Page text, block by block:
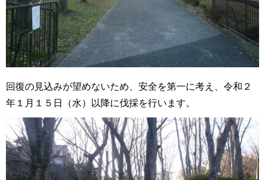
回復の見込みが望めないため、安全を第一に考え、令和２
年１月１５日（水）以降に伐採を行います。